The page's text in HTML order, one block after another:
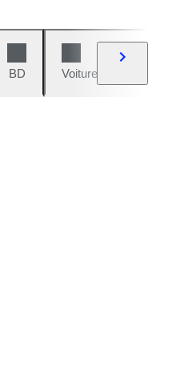
BD Voitures et motos